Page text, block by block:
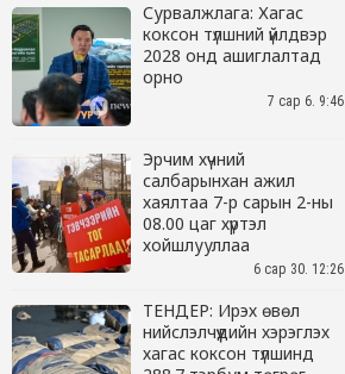
Сурвалжлага: Хагас
коксон түлшний үйлдвэр
2028 онд ашиглалтад
орно
7 сар 6. 9:46
Эрчим хүчний
салбарынхан ажил
хаялтаа 7-р сарын 2-ны
08.00 цаг хүртэл
хойшлууллаа
6 сар 30. 12:26
ТЕНДЕР: Ирэх өвөл
нийслэлчүүдийн хэрэглэх
хагас коксон түлшинд